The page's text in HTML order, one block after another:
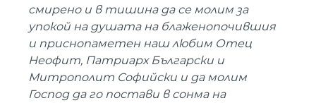
смирено и в тишина да се молим за
упокой на душата на блаженопочившия
и приснопаметен наш любим Отец
Неофит, Патриарх Български и
Митрополит Софийски и да молим
Господ да го постави в сонма на